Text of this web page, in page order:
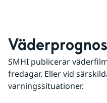
Väderprognos
SMHI publicerar
fredagar. Eller vid
varningssituationer.